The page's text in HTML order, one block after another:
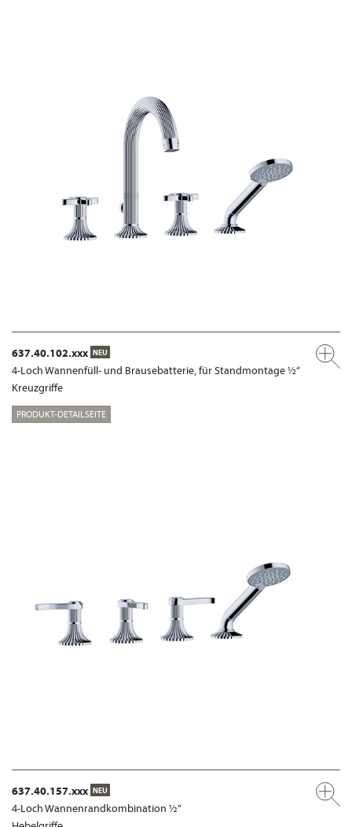
637.40.102.xxx NEU
4-Loch Wannenfüll- und Brausebatterie, für Standmontage ½“
Kreuzgriffe
PRODUKT-DETAILSEITE
637.40.157.xxx NEU
4-Loch Wannenrandkombination ½“